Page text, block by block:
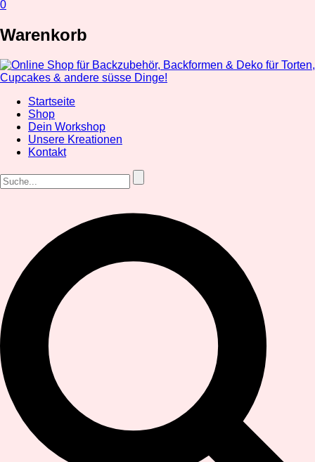
0
Warenkorb
Startseite
Shop
Dein Workshop
Unsere Kreationen
Kontakt